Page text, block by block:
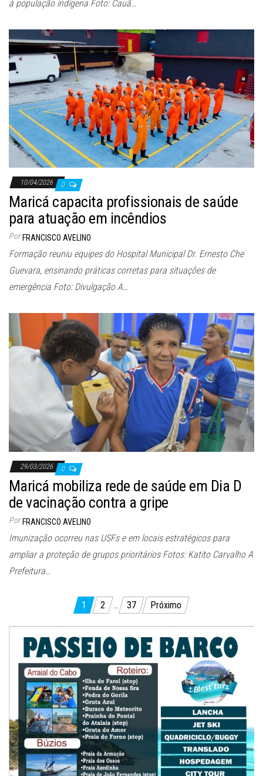
à população indígena Foto: Cauã…
10/04/2026 0
Maricá capacita profissionais de saúde
para atuação em incêndios
Por FRANCISCO AVELINO
Formação reuniu equipes do Hospital Municipal Dr. Ernesto Che
Guevara, ensinando práticas corretas para situações de
emergência Foto: Divulgação A…
29/03/2026 0
Maricá mobiliza rede de saúde em Dia D
de vacinação contra a gripe
Por FRANCISCO AVELINO
Imunização ocorreu nas USFs e em locais estratégicos para
ampliar a proteção de grupos prioritários Fotos: Katito Carvalho A
Prefeitura…
Paginação
de
posts
1 2 … 37 Próximo